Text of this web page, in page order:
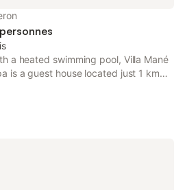
a heated swimming pool, Villa Mané
is a guest house located just 1 km
with view of the surrounding
You can request a massage.